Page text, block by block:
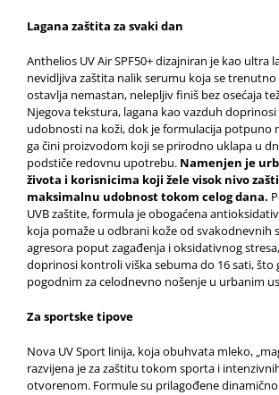
Lagana zaštita za svaki dan
Anthelios UV Air SPF50+ dizajniran je kao ultra
nevidljiva zaštita nalik serumu koja se
ostavlja nemastan, nelepljiv finiš bez osećaja
Njegova tekstura, lagana kao vazduh
udobnosti na koži, dok je formulacija potpuno
ga čini proizvodom koji se prirodno uklapa u
podstiče redovnu upotrebu. Namenjen je
života i korisnicima koji žele visok nivo
maksimalnu udobnost tokom celog dana.
UVB zaštite, formula je obogaćena
koja pomaže u odbrani kože od svakodnevnih
agresora poput zagađenja i oksidativnog
doprinosi kontroli viška sebuma do 16 sati, što
pogodnim za celodnevno nošenje u urbanim
Za sportske tipove
Nova UV Sport linija, koja obuhvata mleko,
razvijena je za zaštitu tokom sporta i
otvorenom. Formule su prilagođene